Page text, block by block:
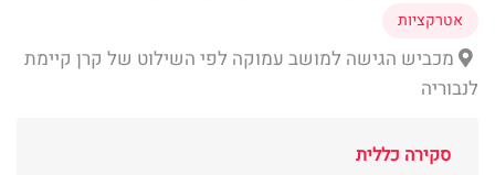
אטרקציות
מכביש הגישה למושב עמוקה לפי השילוט של קרן קיימת
לנבוריה
סקירה כללית